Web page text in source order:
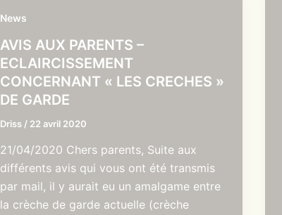
News
AVIS AUX PARENTS –
ECLAIRCISSEMENT
CONCERNANT « LES CRECHES »
DE GARDE
Driss / 22 avril 2020
21/04/2020 Chers parents, Suite aux
différents avis qui vous ont été transmis
par mail, il y aurait eu un amalgame entre
la crèche de garde actuelle (crèche